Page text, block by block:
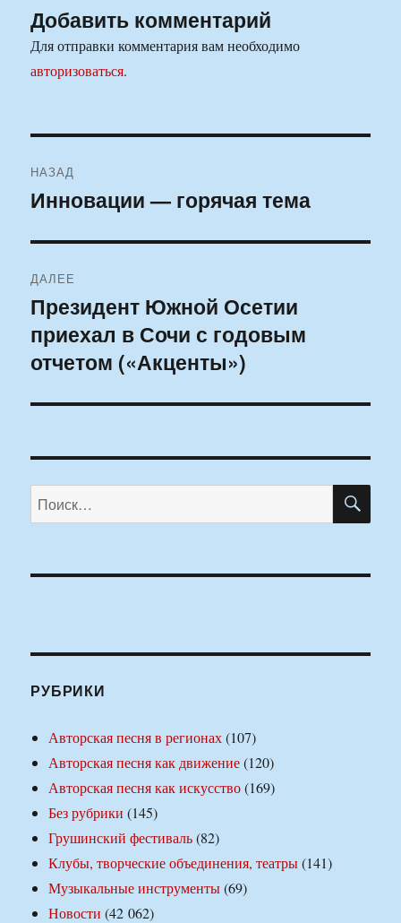
Добавить комментарий
Для отправки комментария вам необходимо
авторизоваться.
по
НАЗАД
Предыдущая
Инновации — горячая тема
ДАЛЕЕ
Следующая
запись:
Президент Южной Осетии
приехал в Сочи с годовым
отчетом («Акценты»)
Искать:
РУБРИКИ
Авторская песня в регионах(107)
Авторская песня как движение(120)
Авторская песня как искусство(169)
Без рубрики (145)
Грушинский фестиваль(82)
Клубы, творческие объединения, театры(141)
Музыкальные инструменты(69)
Новости (42 062)